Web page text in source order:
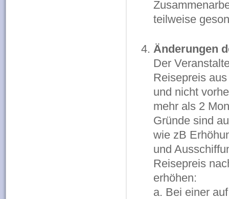
teilweise
Änderungen
Der
Reisepreis
und nicht
mehr als 2
Gründe sind
wie zB
und
Reisepreis
erhöhen:
a. Bei einer